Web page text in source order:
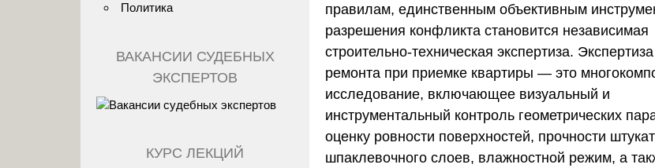
правилам, единственным объективным
разрешения конфликта становится независимая
строительно-техническая экспертиза.
ремонта при приемке квартиры — это
исследование, включающее визуальный и
инструментальный контроль геометрических
оценку ровности поверхностей, прочности
шпаклевочного слоев, влажностной режим, а
Политика
ВАКАНСИИ СУДЕБНЫХ
ЭКСПЕРТОВ
КУРС ЛЕКЦИЙ